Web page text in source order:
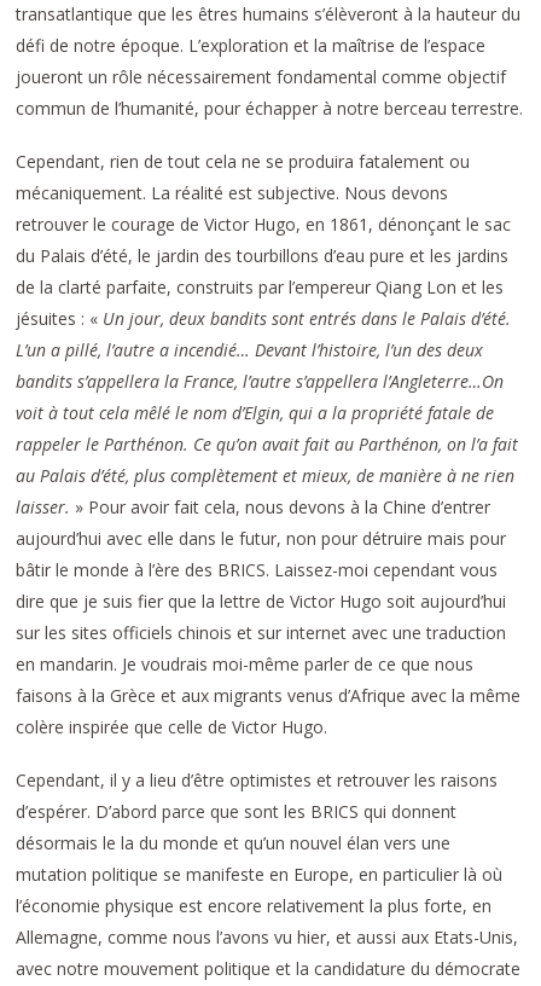
transatlantique que les êtres humains s’élèveront à la hauteur du
défi de notre époque. L’exploration et la maîtrise de l’espace
joueront un rôle nécessairement fondamental comme objectif
commun de l’humanité, pour échapper à notre berceau terrestre.
Cependant, rien de tout cela ne se produira fatalement ou
mécaniquement. La réalité est subjective. Nous devons
retrouver le courage de Victor Hugo, en 1861, dénonçant le sac
du Palais d’été, le jardin des tourbillons d’eau pure et les jardins
de la clarté parfaite, construits par l’empereur Qiang Lon et les
jésuites : « Un jour, deux bandits sont entrés dans le Palais d’été.
L’un a pillé, l’autre a incendié… Devant l’histoire, l’un des deux
bandits s’appellera la France, l’autre s’appellera l’Angleterre…On
voit à tout cela mêlé le nom d’Elgin, qui a la propriété fatale de
rappeler le Parthénon. Ce qu’on avait fait au Parthénon, on l’a fait
au Palais d’été, plus complètement et mieux, de manière à ne rien
laisser. » Pour avoir fait cela, nous devons à la Chine d’entrer
aujourd’hui avec elle dans le futur, non pour détruire mais pour
bâtir le monde à l’ère des BRICS. Laissez-moi cependant vous
dire que je suis fier que la lettre de Victor Hugo soit aujourd’hui
sur les sites officiels chinois et sur internet avec une traduction
en mandarin. Je voudrais moi-même parler de ce que nous
faisons à la Grèce et aux migrants venus d’Afrique avec la même
colère inspirée que celle de Victor Hugo.
Cependant, il y a lieu d’être optimistes et retrouver les raisons
d’espérer. D’abord parce que sont les BRICS qui donnent
désormais le la du monde et qu’un nouvel élan vers une
mutation politique se manifeste en Europe, en particulier là où
l’économie physique est encore relativement la plus forte, en
Allemagne, comme nous l’avons vu hier, et aussi aux Etats-Unis,
avec notre mouvement politique et la candidature du démocrate